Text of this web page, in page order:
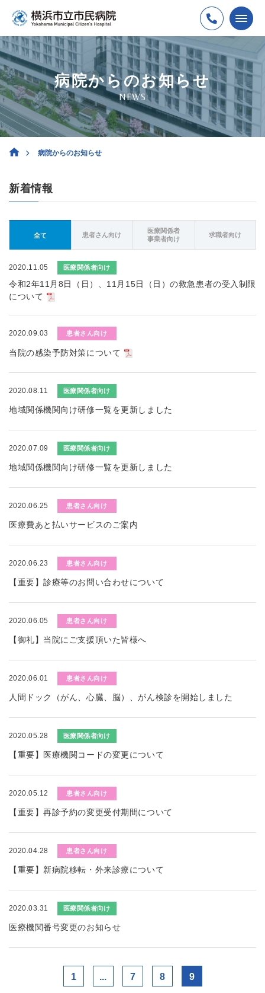
病院からのお知らせ
NEWS
病院からのお知らせ
新着情報
全て 患者さん向け
医療関係者
事業者向け
求職者向け
2020.11.05 医療関係者向け
令和2年11月8日（日）、11月15日（日）の救急患者の受入制限
について
2020.09.03 患者さん向け
当院の感染予防対策について
2020.08.11 医療関係者向け
地域関係機関向け研修一覧を更新しました
2020.07.09 医療関係者向け
地域関係機関向け研修一覧を更新しました
2020.06.25 患者さん向け
医療費あと払いサービスのご案内
2020.06.23 患者さん向け
【重要】診療等のお問い合わせについて
2020.06.05 患者さん向け
【御礼】当院にご支援頂いた皆様へ
2020.06.01 患者さん向け
人間ドック（がん、心臓、脳）、がん検診を開始しました
2020.05.28 医療関係者向け
【重要】医療機関コードの変更について
2020.05.12 患者さん向け
【重要】再診予約の変更受付期間について
2020.04.28 患者さん向け
【重要】新病院移転・外来診療について
2020.03.31 医療関係者向け
医療機関番号変更のお知らせ
1 ... 7 8 9